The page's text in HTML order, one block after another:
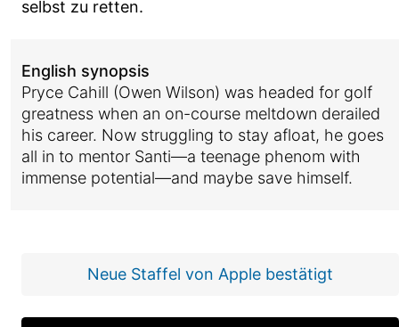
selbst zu retten.
English synopsis
Pryce Cahill (Owen Wilson) was headed for golf
greatness when an on-course meltdown derailed
his career. Now struggling to stay afloat, he goes
all in to mentor Santi—a teenage phenom with
immense potential—and maybe save himself.
Neue Staffel von Apple bestätigt